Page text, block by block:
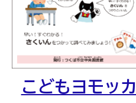
こどもヨモッカ